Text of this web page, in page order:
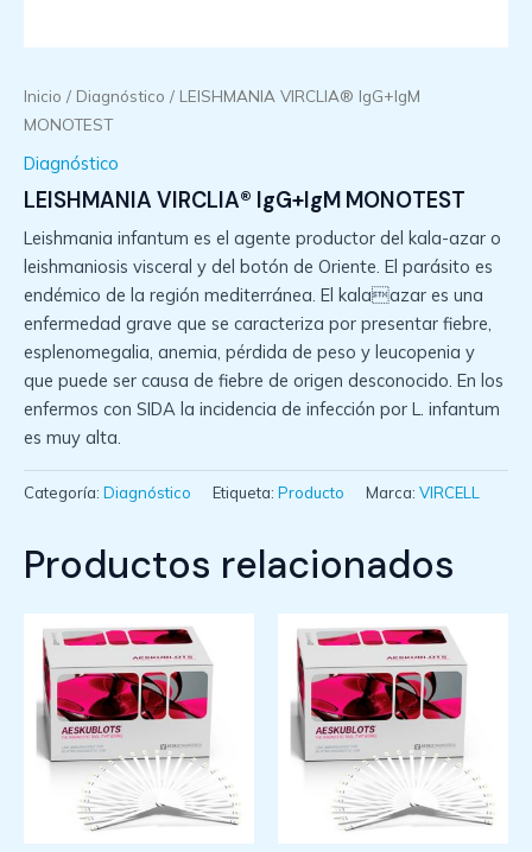
Inicio / Diagnóstico / LEISHMANIA VIRCLIA® IgG+IgM
MONOTEST
Diagnóstico
LEISHMANIA VIRCLIA® IgG+IgM MONOTEST
Leishmania infantum es el agente productor del kala-azar o
leishmaniosis visceral y del botón de Oriente. El parásito es
endémico de la región mediterránea. El kalaazar es una
enfermedad grave que se caracteriza por presentar fiebre,
esplenomegalia, anemia, pérdida de peso y leucopenia y
que puede ser causa de fiebre de origen desconocido. En los
enfermos con SIDA la incidencia de infección por L. infantum
es muy alta.
Categoría: Diagnóstico Etiqueta: Producto Marca: VIRCELL
Productos relacionados